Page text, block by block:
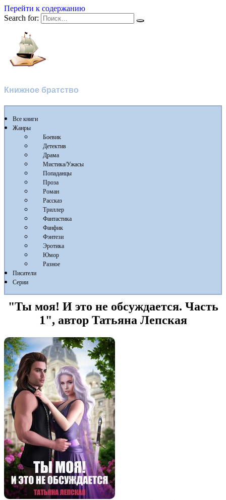
Перейти к содержанию
Search for:
Книжное братство
Все книги
Жанры
Боевик
Детектив
Драма
Мистика/Ужасы
Попаданцы
Проза
Роман
Рассказ
Триллер
Фантастика
Фанфик
Фэнтези
Эротика
Юмор
Разное
Писатели
Серии
"Ты моя! И это не обсуждается. Часть
1", автор Татьяна Лепская